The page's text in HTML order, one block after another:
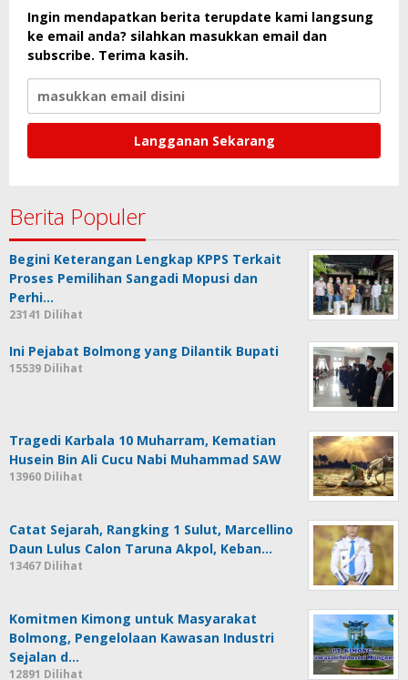
Ingin mendapatkan berita terupdate kami langsung
ke email anda? silahkan masukkan email dan
subscribe. Terima kasih.
Berita Populer
Begini Keterangan Lengkap KPPS Terkait
Proses Pemilihan Sangadi Mopusi dan
Perhi…
23141 Dilihat
Ini Pejabat Bolmong yang Dilantik Bupati
15539 Dilihat
Tragedi Karbala 10 Muharram, Kematian
Husein Bin Ali Cucu Nabi Muhammad SAW
13960 Dilihat
Catat Sejarah, Rangking 1 Sulut, Marcellino
Daun Lulus Calon Taruna Akpol, Keban…
13467 Dilihat
Komitmen Kimong untuk Masyarakat
Bolmong, Pengelolaan Kawasan Industri
Sejalan d…
12891 Dilihat